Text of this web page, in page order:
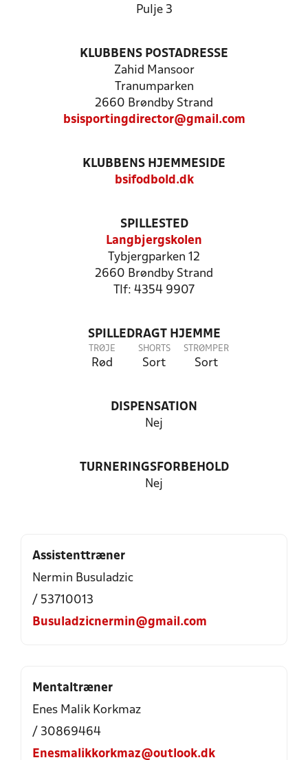
Pulje 3
KLUBBENS POSTADRESSE
Zahid Mansoor
Tranumparken
2660 Brøndby Strand
bsisportingdirector@gmail.com
KLUBBENS HJEMMESIDE
bsifodbold.dk
SPILLESTED
Langbjergskolen
Tybjergparken 12
2660 Brøndby Strand
Tlf: 4354 9907
SPILLEDRAGT HJEMME
TRØJE
Rød
SHORTS
Sort
STRØMPER
Sort
DISPENSATION
Nej
TURNERINGSFORBEHOLD
Nej
Assistenttræner
Nermin Busuladzic
/ 53710013
Busuladzicnermin@gmail.com
Mentaltræner
Enes Malik Korkmaz
/ 30869464
Enesmalikkorkmaz@outlook.dk